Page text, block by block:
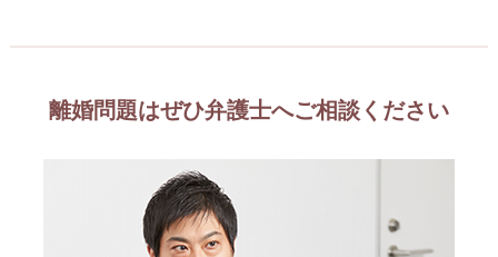
離婚問題はぜひ弁護士へご相談ください